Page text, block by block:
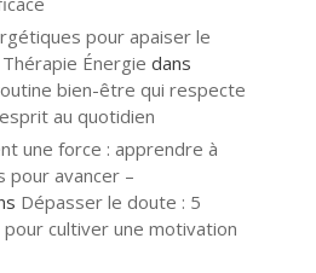
pour apaiser le
Énergie dans
bien-être qui respecte
au quotidien
une force : apprendre à
pour avancer –
Dépasser le doute : 5
cultiver une motivation